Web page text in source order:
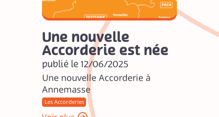
Une nouvelle
Accorderie est née
publié le 12/06/2025
Une nouvelle Accorderie à
Annemasse
Les Accorderies